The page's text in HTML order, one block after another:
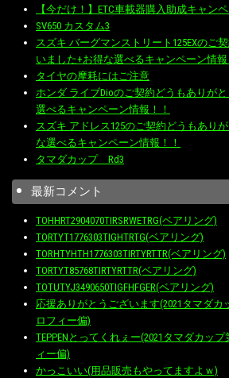
【今だけ！】ETC車載器購入助成キャン
SV650 カスタム3
スズキ バーグマンストリート125EXのご
いました+お得な選べるキャンペーン情報
タイヤの摩耗にはご注意
ホンダ ライブDioのご契約どうもありが
選べるキャンペーン情報！！
スズキ アドレス125のご契約どうもあり
な選べるキャンペーン情報！！
タマダカップ Rd3
最新コメント
TOHHRT2904070TIRSRWETRG(ベアリング)
TORTYT1776303TIGHTRTG(ベアリング)
TORHTYHTH1776303TIRTYRTTR(ベアリング)
TORTYT85768TIRTYRTTR(ベアリング)
TOTUTYJ3490650TIGFHFGER(ベアリング)
応援ありがとうございます(2021タマダカ
ロフィー偏)
TEPPENとってくれぇー(2021タマダカッ
ィー偏)
かっこいい(用品販売もやってますよｗ)